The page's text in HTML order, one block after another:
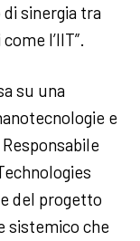
di sinergia tra
l’IIT”.
su una
e
del progetto
sistemico che